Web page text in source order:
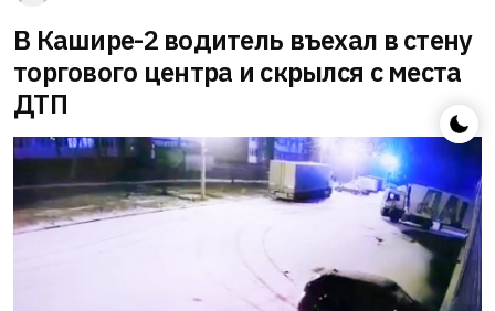
В Кашире-2 водитель въехал в стену
торгового центра и скрылся с места
ДТП